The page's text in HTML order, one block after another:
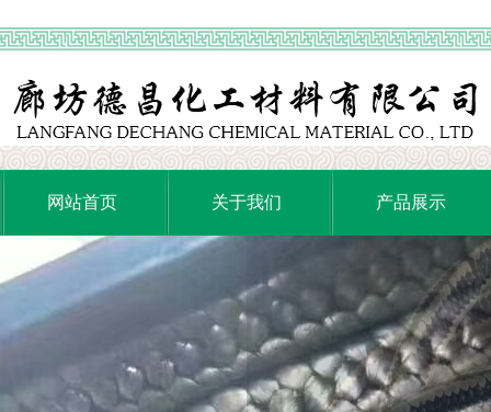
网站首页 关于我们 产品展示